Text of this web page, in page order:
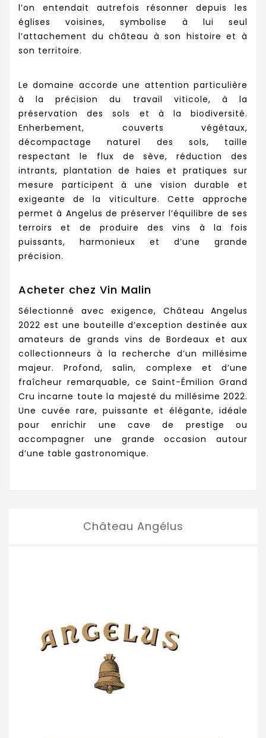
l’on entendait autrefois résonner depuis les
églises voisines, symbolise à lui seul
l’attachement du château à son histoire et à
son territoire.
Le domaine accorde une attention particulière
à la précision du travail viticole, à la
préservation des sols et à la biodiversité.
Enherbement, couverts végétaux,
décompactage naturel des sols, taille
respectant le flux de sève, réduction des
intrants, plantation de haies et pratiques sur
mesure participent à une vision durable et
exigeante de la viticulture. Cette approche
permet à Angelus de préserver l’équilibre de ses
terroirs et de produire des vins à la fois
puissants, harmonieux et d’une grande
précision.
Acheter chez Vin Malin
Sélectionné avec exigence, Château Angelus
2022 est une bouteille d’exception destinée aux
amateurs de grands vins de Bordeaux et aux
collectionneurs à la recherche d’un millésime
majeur. Profond, salin, complexe et d’une
fraîcheur remarquable, ce Saint-Émilion Grand
Cru incarne toute la majesté du millésime 2022.
Une cuvée rare, puissante et élégante, idéale
pour enrichir une cave de prestige ou
accompagner une grande occasion autour
d’une table gastronomique.
Château Angélus